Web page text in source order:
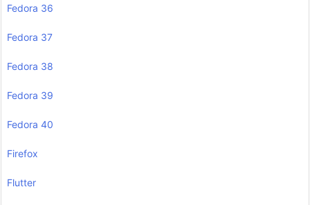
Fedora 36
Fedora 37
Fedora 38
Fedora 39
Fedora 40
Firefox
Flutter